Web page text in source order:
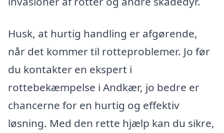
Husk, at hurtig handling er afgørende,
når det kommer til rotteproblemer. Jo før
du kontakter en ekspert i
rottebekæmpelse i Andkær, jo bedre er
chancerne for en hurtig og effektiv
løsning. Med den rette hjælp kan du sikre,